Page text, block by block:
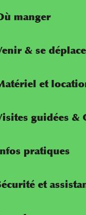
manger
& se
et
guidées &
pratiques
et